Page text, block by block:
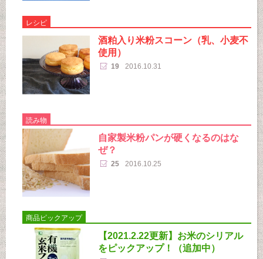
レシピ
酒粕入り米粉スコーン（乳、小麦不
使用）
19 2016.10.31
読み物
自家製米粉パンが硬くなるのはな
ぜ？
25 2016.10.25
商品ピックアップ
【2021.2.22更新】お米のシリアル
をピックアップ！（追加中）